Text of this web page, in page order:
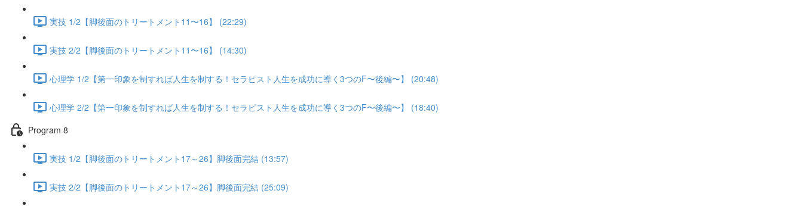
実技 1/2【脚後面のトリートメント11〜16】 (22:29)
実技 2/2【脚後面のトリートメント11〜16】 (14:30)
心理学 1/2【第一印象を制すれば人生を制する！セラピスト人生を成功に導く3つのF〜後編〜】 (20:48)
心理学 2/2【第一印象を制すれば人生を制する！セラピスト人生を成功に導く3つのF〜後編〜】 (18:40)
Program 8
実技 1/2【脚後面のトリートメント17～26】脚後面完結 (13:57)
実技 2/2【脚後面のトリートメント17～26】脚後面完結 (25:09)